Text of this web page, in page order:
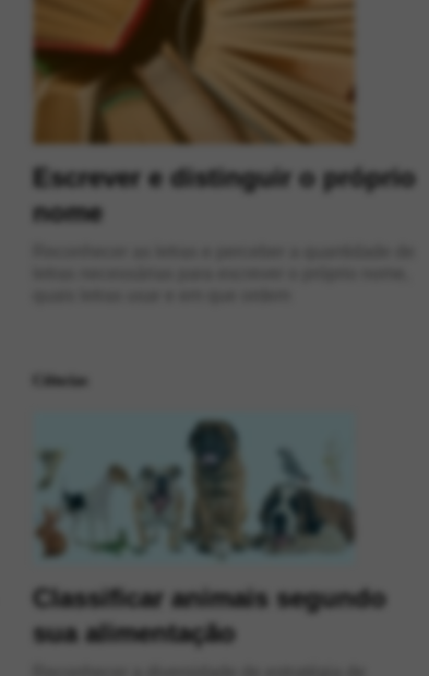
Escrever e distinguir o próprio
nome
Ciências
Classificar animais segundo
sua alimentação